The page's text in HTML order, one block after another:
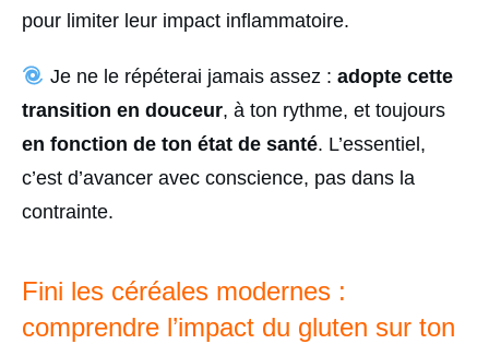
pour limiter leur impact inflammatoire.
Je ne le répéterai jamais assez : adopte cette
transition en douceur, à ton rythme, et toujours
en fonction de ton état de santé. L’essentiel,
c’est d’avancer avec conscience, pas dans la
contrainte.
Fini les céréales modernes :
comprendre l’impact du gluten sur ton